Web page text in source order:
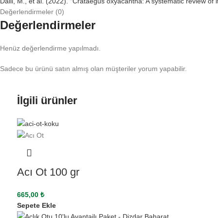
Değerlendirmeler (0)
Değerlendirmeler
Henüz değerlendirme yapılmadı.
Sadece bu ürünü satın almış olan müşteriler yorum yapabilir.
İlgili ürünler
Acı Ot 100 gr
665,00 ₺
Sepete Ekle